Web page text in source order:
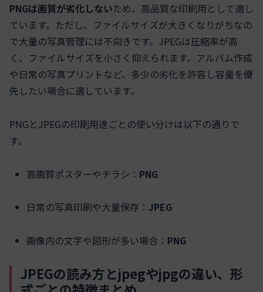
PNGは画質が劣化しないため、高品質な印刷用として適し
ています。ただし、ファイルサイズが大きくなりがちなの
で大量の写真管理には不向きです。JPEGは圧縮率が高
く、ファイルサイズを小さく抑えられます。アルバム作成
や日常の写真プリントなど、多少の劣化を許容し容量を優
先したい場合に適しています。
PNGとJPEGの印刷用途ごとの使い分けは以下の通りで
す。
高画質ポスターやチラシ： PNG
日常の写真印刷や大量保存：JPEG
画像内の文字や図形が多い場合： PNG
JPEGの読み方とjpegやjpgの違い、形